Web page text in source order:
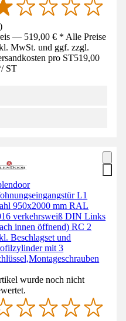
)
— 519,00 € * Alle Preise
MwSt. und ggf. zzgl.
pro ST519,00
/ ST
L1
950x2000 mm RAL
verkehrsweiß DIN Links
innen öffnend) RC 2
Beschlagset und
mit 3
wurde noch nicht